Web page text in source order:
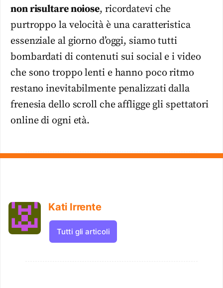
non risultare noiose, ricordatevi che
purtroppo la velocità è una caratteristica
essenziale al giorno d’oggi, siamo tutti
bombardati di contenuti sui social e i video
che sono troppo lenti e hanno poco ritmo
restano inevitabilmente penalizzati dalla
frenesia dello scroll che affligge gli spettatori
online di ogni età.
Kati Irrente
Tutti gli articoli